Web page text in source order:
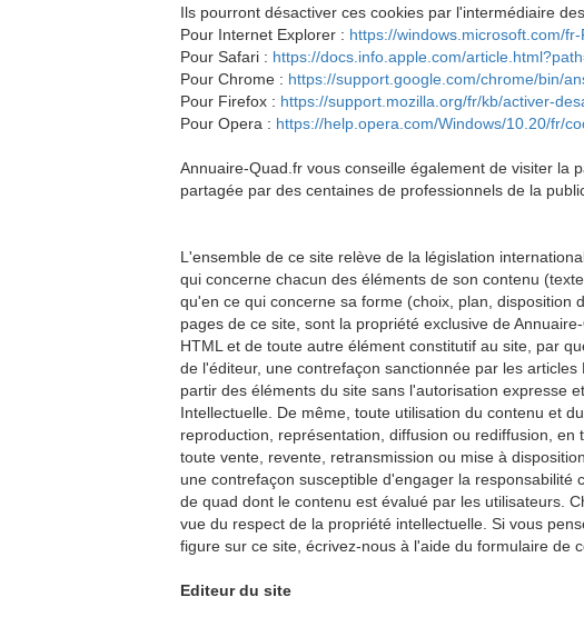
Ils pourront désactiver ces cookies par l'intermédiaire
Pour Internet Explorer : https://windows.microsoft.com/
Pour Safari : https://docs.info.apple.com/
Pour Chrome : https://support.google.com/chrome/bin/
Pour Firefox : https://support.mozilla.org/fr/kb/activer-
Pour Opera : https://help.opera.com/Windows/10.20/fr/
Annuaire-Quad.fr vous conseille également de visiter la
partagée par des centaines de professionnels de la
L'ensemble de ce site relève de la législation
qui concerne chacun des éléments de son contenu
qu'en ce qui concerne sa forme (choix, plan,
pages de ce site, sont la propriété exclusive de
HTML et de toute autre élément constitutif au site, par
de l'éditeur, une contrefaçon sanctionnée par les
partir des éléments du site sans l'autorisation expresse
Intellectuelle. De même, toute utilisation du contenu et
reproduction, représentation, diffusion ou rediffusion,
toute vente, revente, retransmission ou mise à
une contrefaçon susceptible d'engager la
de quad dont le contenu est évalué par les utilisateurs.
vue du respect de la propriété intellectuelle. Si vous
figure sur ce site, écrivez-nous à l'aide du formulaire de
Editeur du site